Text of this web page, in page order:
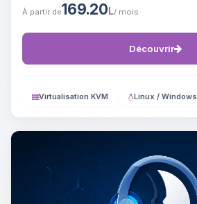
À partir de169.20L/ mois
Découvrir
Virtualisation KVM Linux / Windows